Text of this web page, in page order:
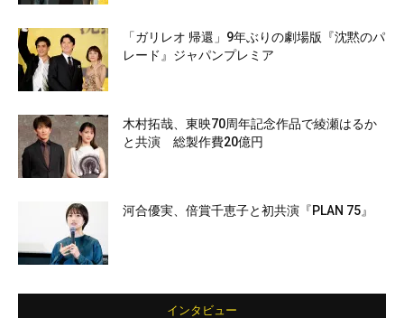
「ガリレオ 帰還」9年ぶりの劇場版『沈黙のパ
レード』ジャパンプレミア
木村拓哉、東映70周年記念作品で綾瀬はるか
と共演 総製作費20億円
河合優実、倍賞千恵子と初共演『PLAN 75』
インタビュー